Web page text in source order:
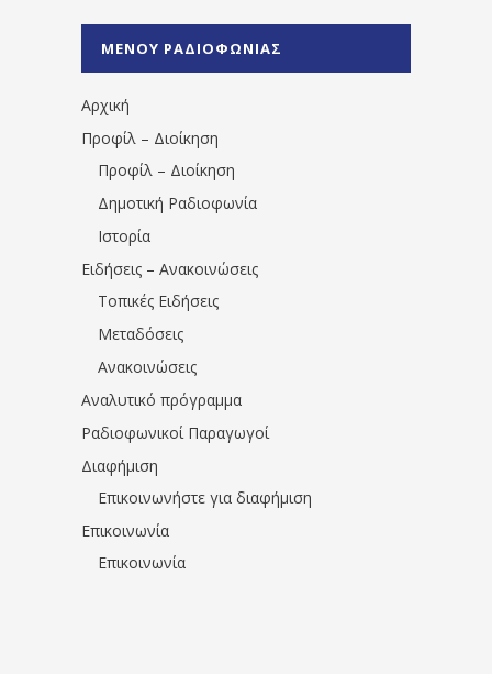
1531194763766854/" artist="" ]
ΜΕΝΟΥ ΡΑΔΙΟΦΩΝΙΑΣ
Αρχική
Προφίλ – Διοίκηση
Προφίλ – Διοίκηση
Δημοτική Ραδιοφωνία
Ιστορία
Ειδήσεις – Ανακοινώσεις
Τοπικές Ειδήσεις
Μεταδόσεις
Ανακοινώσεις
Αναλυτικό πρόγραμμα
Ραδιοφωνικοί Παραγωγοί
Διαφήμιση
Επικοινωνήστε για διαφήμιση
Επικοινωνία
Επικοινωνία